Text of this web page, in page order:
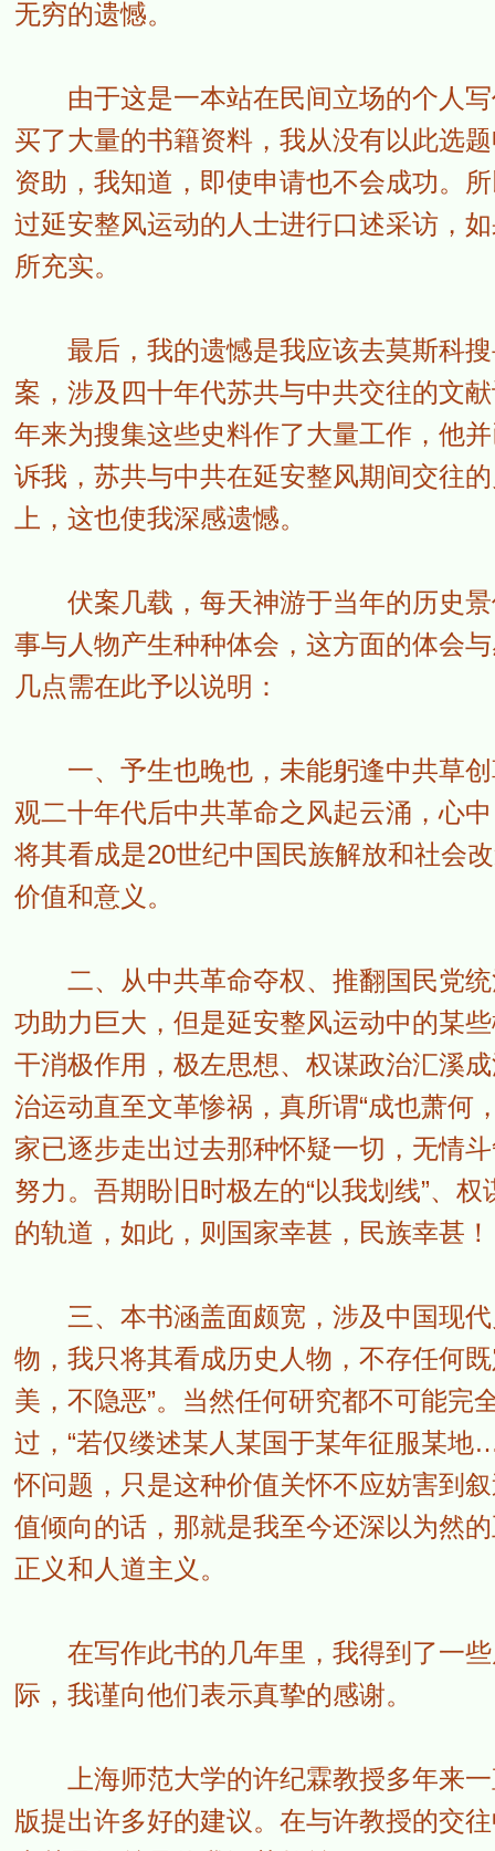
无穷的遗憾。
由于这是一本站在民间立场的个人写
买了大量的书籍资料，我从没有以此选
资助，我知道，即使申请也不会成功。
过延安整风运动的人士进行口述采访，
所充实。
最后，我的遗憾是我应该去莫斯科搜
案，涉及四十年代苏共与中共交往的文
年来为搜集这些史料作了大量工作，他
诉我，苏共与中共在延安整风期间交往
上，这也使我深感遗憾。
伏案几载，每天神游于当年的历史景
事与人物产生种种体会，这方面的体会
几点需在此予以说明：
一、予生也晚也，未能躬逢中共草创
观二十年代后中共革命之风起云涌，心
将其看成是20世纪中国民族解放和社会
价值和意义。
二、从中共革命夺权、推翻国民党统
功助力巨大，但是延安整风运动中的某
干消极作用，极左思想、权谋政治汇溪
治运动直至文革惨祸，真所谓“成也萧何
家已逐步走出过去那种怀疑一切，无情
努力。吾期盼旧时极左的“以我划线”、
的轨道，如此，则国家幸甚，民族幸甚！
三、本书涵盖面颇宽，涉及中国现代
物，我只将其看成历史人物，不存任何
美，不隐恶”。当然任何研究都不可能完
过，“若仅缕述某人某国于某年征服某
怀问题，只是这种价值关怀不应妨害到
值倾向的话，那就是我至今还深以为然
正义和人道主义。
在写作此书的几年里，我得到了一些
际，我谨向他们表示真挚的感谢。
上海师范大学的许纪霖教授多年来一
版提出许多好的建议。在与许教授的交